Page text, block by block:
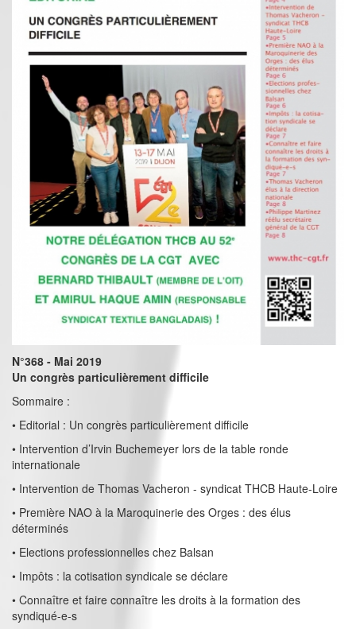
N°368 - Mai 2019
Un congrès particulièrement difficile
Sommaire :
• Editorial : Un congrès particulièrement difficile
• Intervention d’Irvin Buchemeyer lors de la table ronde
internationale
• Intervention de Thomas Vacheron - syndicat THCB Haute-Loire
• Première NAO à la Maroquinerie des Orges : des élus
déterminés
• Elections professionnelles chez Balsan
• Impôts : la cotisation syndicale se déclare
• Connaître et faire connaître les droits à la formation des
syndiqué-e-s